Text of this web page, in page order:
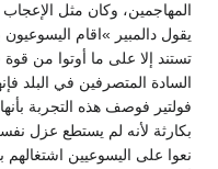
المهاجمين، وكان مثل
يقول دالمبير »اقام
تستند إلا على ما أوتوا من
السادة المتصرفين في البلد
فولتير فوصف هذه التجربة
بكارثة لأنه لم يستطع عزل
نعوا على اليسوعيين اشتغالهم